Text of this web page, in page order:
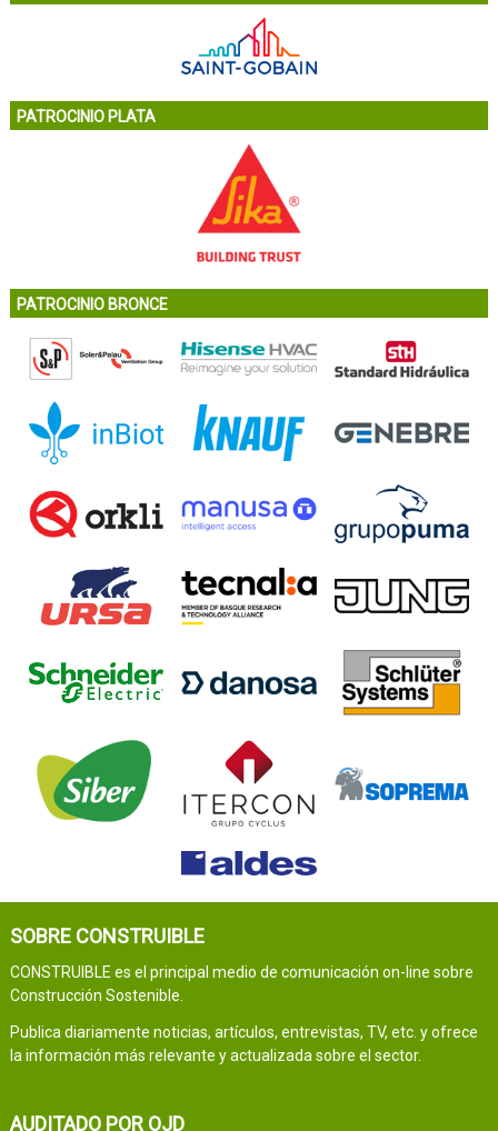
PATROCINIO PLATA
PATROCINIO BRONCE
SOBRE CONSTRUIBLE
CONSTRUIBLE es el principal medio de comunicación on-line sobre
Construcción Sostenible.
Publica diariamente noticias, artículos, entrevistas, TV, etc. y ofrece
la información más relevante y actualizada sobre el sector.
AUDITADO POR OJD